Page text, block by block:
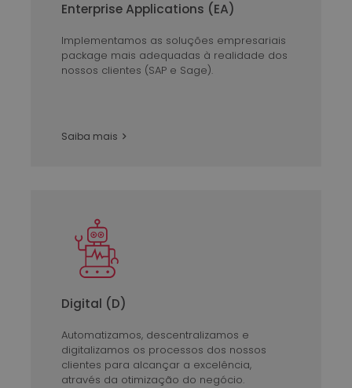
Enterprise Applications (EA)
Implementamos as soluções empresariais
package mais adequadas à realidade dos
nossos clientes (SAP e Sage).
Saiba mais
Digital (D)
Automatizamos, descentralizamos e
digitalizamos os processos dos nossos
clientes para alcançar a excelência,
através da otimização do negócio.